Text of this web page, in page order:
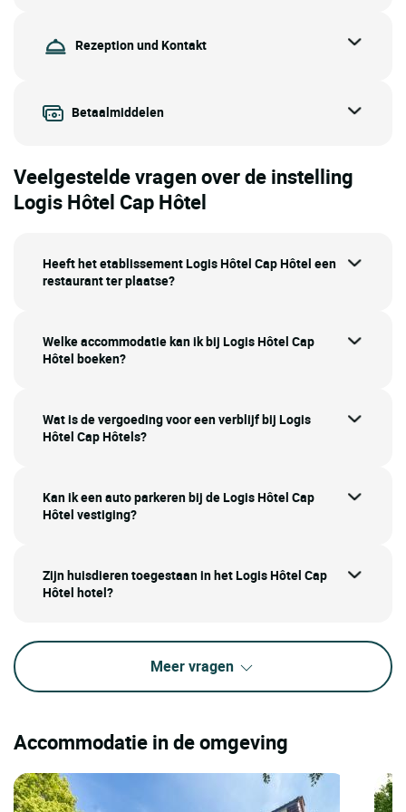
Rezeption und Kontakt
Betaalmiddelen
Veelgestelde vragen over de instelling
Logis Hôtel Cap Hôtel
Heeft het etablissement Logis Hôtel Cap Hôtel een
restaurant ter plaatse?
Welke accommodatie kan ik bij Logis Hôtel Cap
Hôtel boeken?
Wat is de vergoeding voor een verblijf bij Logis
Hôtel Cap Hôtels?
Kan ik een auto parkeren bij de Logis Hôtel Cap
Hôtel vestiging?
Zijn huisdieren toegestaan in het Logis Hôtel Cap
Hôtel hotel?
Meer vragen
Accommodatie in de omgeving